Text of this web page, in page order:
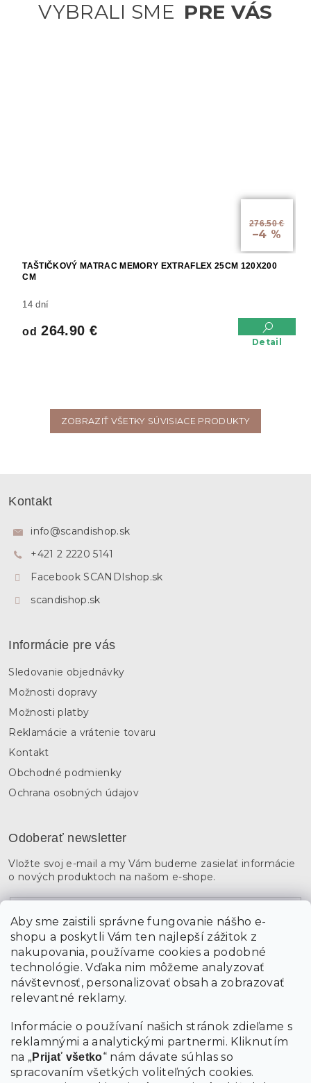
Aby sme zaistili správne fungovanie nášho e-
shopu a poskytli Vám ten najlepší zážitok z
nakupovania, používame cookies a podobné
technológie. Vďaka nim môžeme analyzovať
návštevnosť, personalizovať obsah a zobrazovať
relevantné reklamy.
Informácie o používaní našich stránok zdieľame s
reklamnými a analytickými partnermi. Kliknutím
na „Prijať všetko“ nám dávate súhlas so
spracovaním všetkých voliteľných cookies.
276.50 €
–4 %
TAŠTIČKOVÝ MATRAC MEMORY EXTRAFLEX 25CM 120X200
CM
14 dní
od 264.90 €
Detail
ZOBRAZIŤ VŠETKY SÚVISIACE PRODUKTY
Kontakt
info@scandishop.sk
+421 2 2220 5141
Facebook SCANDIshop.sk
scandishop.sk
Informácie pre vás
Sledovanie objednávky
Možnosti dopravy
Možnosti platby
Reklamácie a vrátenie tovaru
Kontakt
Obchodné podmienky
Ochrana osobných údajov
Odoberať newsletter
Vložte svoj e-mail a my Vám budeme zasielať informácie
o nových produktoch na našom e-shope.
Vložením údajov súhlasíte s podmienkami ochrany
osobných údajov
PRIHLÁSIŤ SA